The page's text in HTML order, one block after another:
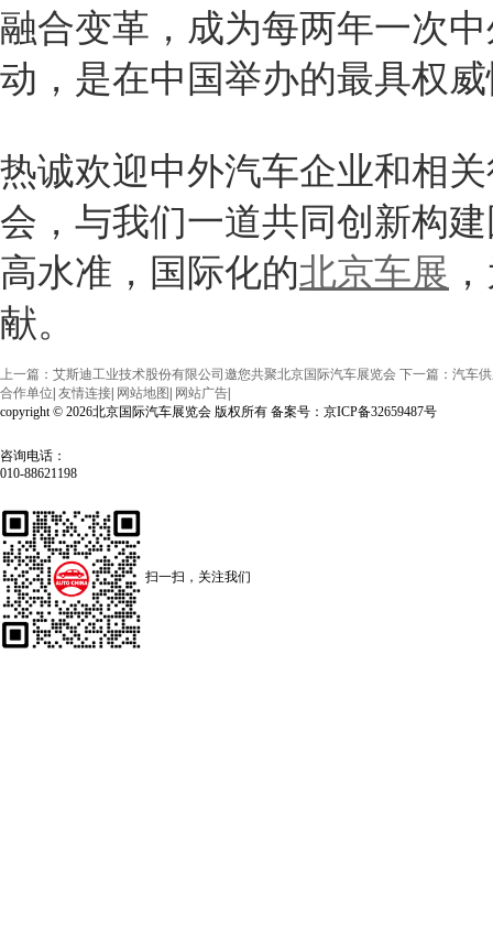
融合变革，成为每两年一次
动，是在中国举办的最具权
热诚欢迎中外汽车企业和相
会，与我们一道共同创新构
高水准，国际化的北京车展
献。
上一篇：艾斯迪工业技术股份有限公司邀您共聚北京国际汽车展览会 下一篇：汽车
合作单位 友情连接 网站地图 网站广告
copyright © 2026北京国际汽车展览会 版权所有 备案号：京ICP备32659487号
咨询电话：
010-88621198
扫一扫，关注我们